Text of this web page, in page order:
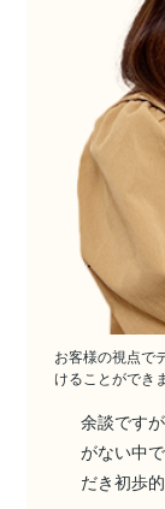
お客様の視点で
けることができ
余談です
がない中
だき初歩